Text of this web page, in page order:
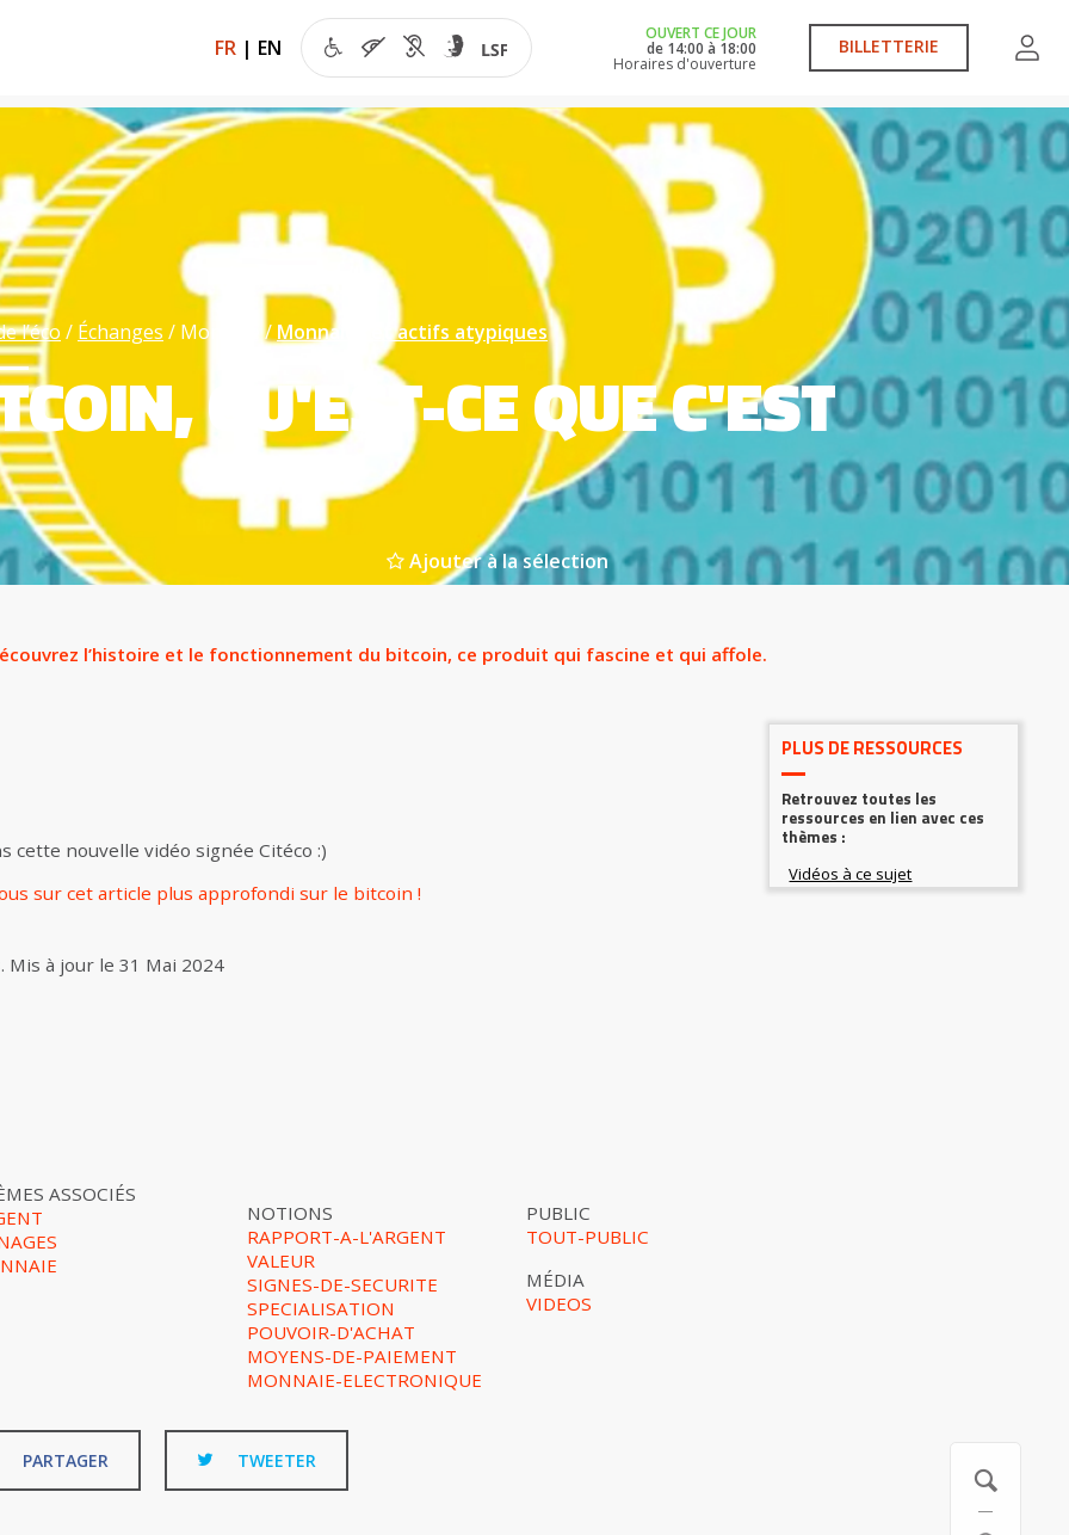
FR | EN
OUVERT CE JOUR
de 14:00 à 18:00
Horaires d'ouverture
BILLETTERIE
l’éco Échanges Monnaie Monnaies et actifs atypiques
QU'EST-CE QUE C'EST
Ajouter à la sélection
l’histoire et le fonctionnement du bitcoin, ce produit qui fascine et qui affole.
cette nouvelle vidéo signée Citéco :)
sur cet article plus approfondi sur le bitcoin !
. Mis à jour le 31 Mai 2024
PLUS DE RESSOURCES
Retrouvez toutes les
ressources en lien avec ces
thèmes :
ASSOCIÉS
NOTIONS
RAPPORT-A-L'ARGENT
VALEUR
SIGNES-DE-SECURITE
SPECIALISATION
POUVOIR-D'ACHAT
MOYENS-DE-PAIEMENT
MONNAIE-ELECTRONIQUE
PUBLIC
TOUT-PUBLIC
MÉDIA
VIDEOS
PARTAGER TWEETER